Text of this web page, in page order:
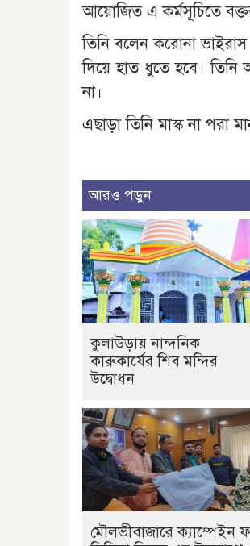
আয়োজিত এ কর্মসূচিতে
তিনি বলেন করোনা ভাইরাস
দিয়ে হাত ধুতে হবে।
না।
এছাড়া তিনি মাস্ক না পরা
আরও পড়ুন
কুলাউড়ায় নান্দনিক
কারুকার্যের শিব মন্দির
উদ্বোধন
মৌলভীবাজারে ক্যাম্পেইন